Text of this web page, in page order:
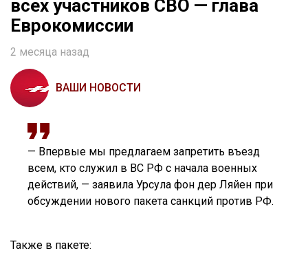
всех участников СВО — глава
Еврокомиссии
2 месяца назад
ВАШИ НОВОСТИ
— Впервые мы предлагаем запретить въезд
всем, кто служил в ВС РФ с начала военных
действий, — заявила Урсула фон дер Ляйен при
обсуждении нового пакета санкций против РФ.
Также в пакете: